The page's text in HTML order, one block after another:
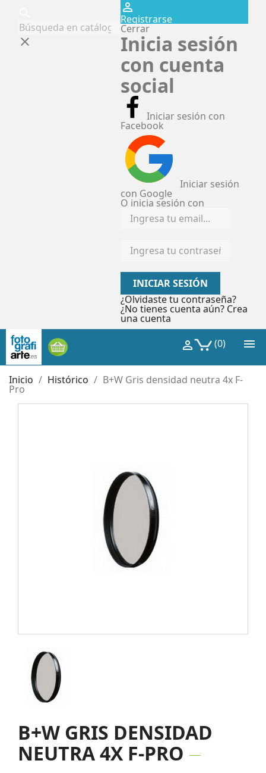
clear
perm_identity
Registrarse
Cerrar
Inicia sesión
con cuenta
social
Iniciar sesión con
Facebook
Iniciar sesión
con Google
O inicia sesión con
INICIAR SESIÓN
¿Olvidaste tu contraseña?
¿No tienes cuenta aún? Crea
una cuenta

(0)

Inicio Histórico B+W Gris densidad neutra 4x F-
Pro
B+W GRIS DENSIDAD
NEUTRA 4X F-PRO